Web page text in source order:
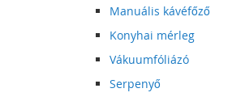
Manuális kávéfőző
Konyhai mérleg
Vákuumfóliázó
Serpenyő